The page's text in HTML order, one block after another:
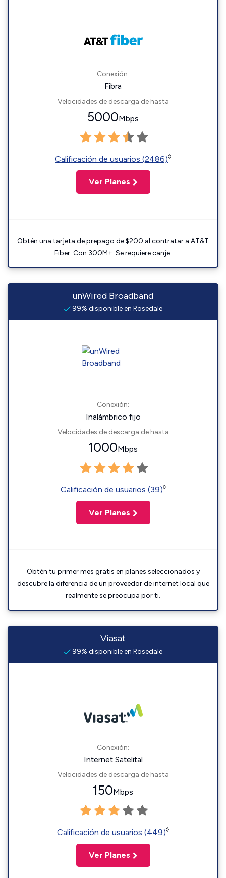
Conexión:
Fibra
Velocidades de descarga de hasta
5000Mbps
Calificación de usuarios (2486)◊
Ver Planes
Obtén una tarjeta de prepago de $200 al contratar a AT&T
Fiber. Con 300M+. Se requiere canje.
unWired Broadband
99% disponible en Rosedale
Conexión:
Inalámbrico fijo
Velocidades de descarga de hasta
1000Mbps
Calificación de usuarios (39)◊
Ver Planes
Obtén tu primer mes gratis en planes seleccionados y
descubre la diferencia de un proveedor de internet local que
realmente se preocupa por ti.
Viasat
99% disponible en Rosedale
Conexión:
Internet Satelital
Velocidades de descarga de hasta
150Mbps
Calificación de usuarios (449)◊
Ver Planes